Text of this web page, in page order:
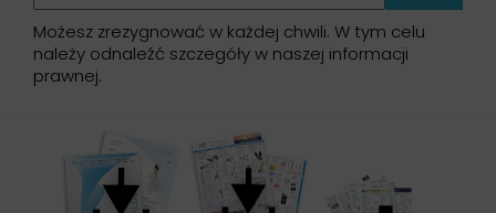
Możesz zrezygnować w każdej chwili. W tym celu
należy odnaleźć szczegóły w naszej informacji
prawnej.